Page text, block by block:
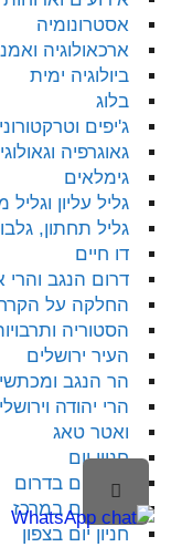
אסטרונומיה
ארכאולוגיה
ביולוגיה ימית
בלוג
ג'יפים
גאוגרפיה
גימלאים
גליל עליון וגליל
גליל תחתון,
דו חיים
דרום הנגב והרי
החלקה על
הסטוריה
העיר ירושלים
הר הנגב
הרי יהודה
ואטר טאג
חניון יום
חניון יום בדרום
חניון יום במרכז
חניון יום בצפון